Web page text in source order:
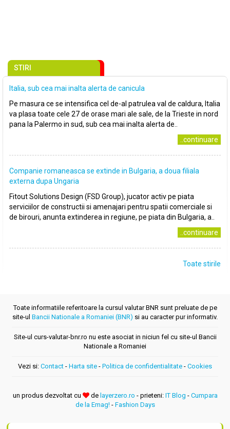
STIRI
Italia, sub cea mai inalta alerta de canicula
Pe masura ce se intensifica cel de-al patrulea val de caldura, Italia
va plasa toate cele 27 de orase mari ale sale, de la Trieste in nord
pana la Palermo in sud, sub cea mai inalta alerta de..
..continuare
Companie romaneasca se extinde in Bulgaria, a doua filiala
externa dupa Ungaria
Fitout Solutions Design (FSD Group), jucator activ pe piata
serviciilor de constructii si amenajari pentru spatii comerciale si
de birouri, anunta extinderea in regiune, pe piata din Bulgaria, a..
..continuare
Toate stirile
Toate informatiile referitoare la cursul valutar BNR sunt preluate de pe
site-ul Bancii Nationale a Romaniei (BNR) si au caracter pur informativ.
Site-ul curs-valutar-bnr.ro nu este asociat in niciun fel cu site-ul Bancii
Nationale a Romaniei
Vezi si: Contact - Harta site - Politica de confidentialitate - Cookies
un produs dezvoltat cu de layerzero.ro - prieteni: IT Blog - Cumpara
de la Emag!- Fashion Days